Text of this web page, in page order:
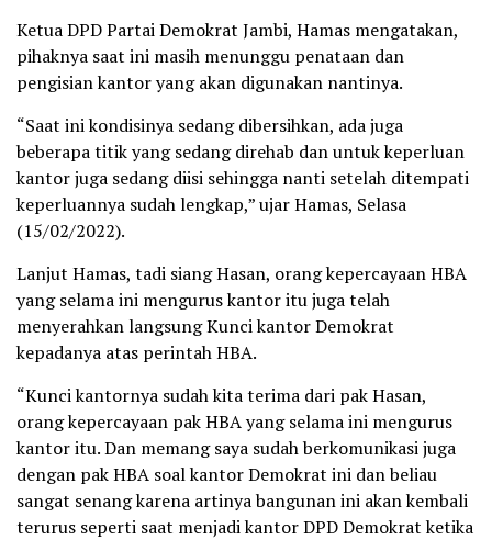
Ketua DPD Partai Demokrat Jambi, Hamas mengatakan,
pihaknya saat ini masih menunggu penataan dan
pengisian kantor yang akan digunakan nantinya.
“Saat ini kondisinya sedang dibersihkan, ada juga
beberapa titik yang sedang direhab dan untuk keperluan
kantor juga sedang diisi sehingga nanti setelah ditempati
keperluannya sudah lengkap,” ujar Hamas, Selasa
(15/02/2022).
Lanjut Hamas, tadi siang Hasan, orang kepercayaan HBA
yang selama ini mengurus kantor itu juga telah
menyerahkan langsung Kunci kantor Demokrat
kepadanya atas perintah HBA.
“Kunci kantornya sudah kita terima dari pak Hasan,
orang kepercayaan pak HBA yang selama ini mengurus
kantor itu. Dan memang saya sudah berkomunikasi juga
dengan pak HBA soal kantor Demokrat ini dan beliau
sangat senang karena artinya bangunan ini akan kembali
terurus seperti saat menjadi kantor DPD Demokrat ketika